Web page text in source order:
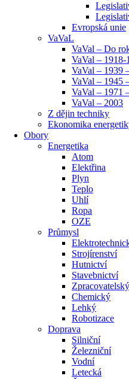
Evropská unie
VaVaL
VaVal – Do
VaVal – 1918-
VaVal – 1939
VaVal – 1945
VaVal – 1971
VaVal – 2003
Z dějin techniky
Ekonomika
Obory
Energetika
Atom
Elektřina
Plyn
Teplo
Uhlí
Ropa
OZE
Průmysl
Strojírenství
Hutnictví
Stavebnictví
Zpracovatelský
Chemický
Lehký
Robotizace
Doprava
Silniční
Železniční
Vodní
Letecká